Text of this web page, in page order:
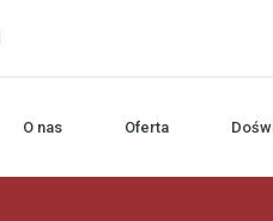
O nas Oferta